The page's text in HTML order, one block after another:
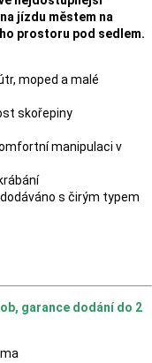
jízdu městem na
prostoru pod sedlem.
moped a malé
skořepiny
manipulaci v
s čirým typem
garance dodání do 2